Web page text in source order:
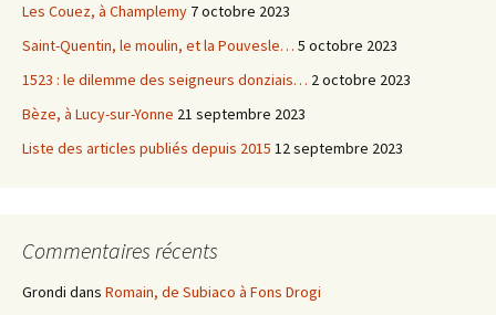
Les Couez, à Champlemy 7 octobre 2023
Saint-Quentin, le moulin, et la Pouvesle… 5 octobre 2023
1523 : le dilemme des seigneurs donziais… 2 octobre 2023
Bèze, à Lucy-sur-Yonne 21 septembre 2023
Liste des articles publiés depuis 2015 12 septembre 2023
Commentaires récents
Grondi dans Romain, de Subiaco à Fons Drogi